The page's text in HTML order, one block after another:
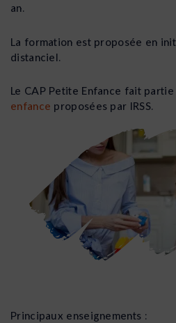
an.
La formation est proposée en
distanciel.
Le CAP Petite Enfance fait
enfance proposées par IRSS.
Principaux enseignements :